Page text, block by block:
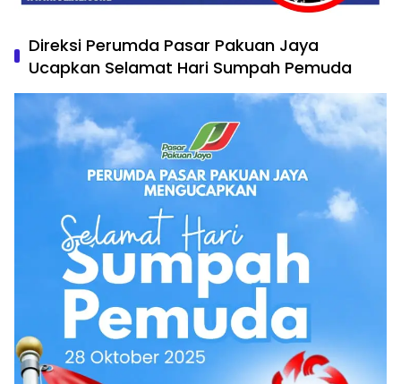
Direksi Perumda Pasar Pakuan Jaya
Ucapkan Selamat Hari Sumpah Pemuda